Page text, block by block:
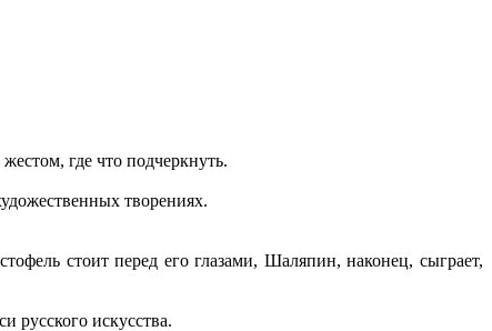
где что подчеркнуть.
творениях.
стоит перед его глазами, Шаляпин, наконец, сыграет,
русского искусства.